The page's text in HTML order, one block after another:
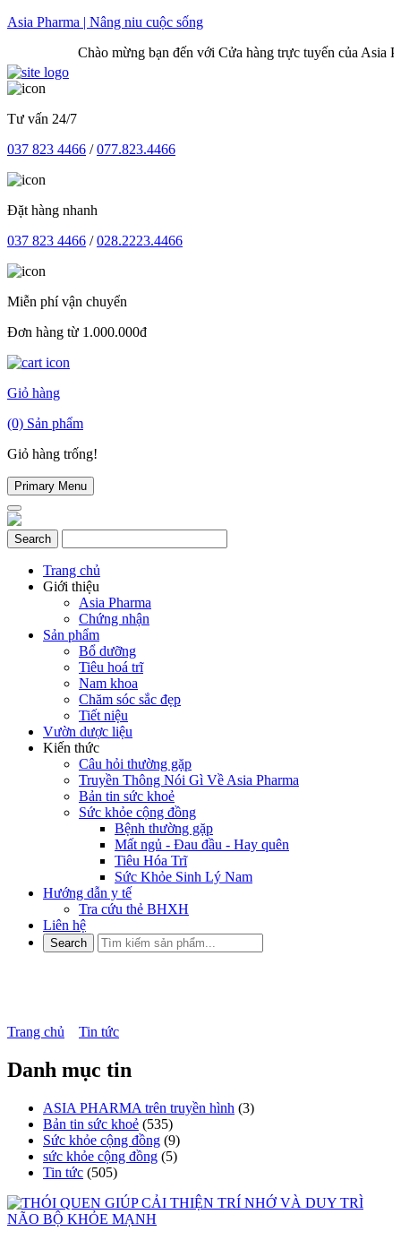
Skip
Asia Pharma | Nâng niu cuộc sống
Chào mừng bạn đến với Cửa hàng trực tuyến của Asia
Tư vấn 24/7
037 823 4466 /077.823.4466
Đặt hàng nhanh
037 823 4466 /028.2223.4466
Miễn phí vận chuyển
Đơn hàng từ 1.000.000đ
Giỏ hàng
(0) Sản phẩm
Giỏ hàng trống!
Primary Menu
Trang chủ
Giới thiệu
Asia Pharma
Chứng nhận
Sản phẩm
Bổ dưỡng
Tiêu hoá trĩ
Nam khoa
Chăm sóc sắc đẹp
Tiết niệu
Vườn dược liệu
Kiến thức
Câu hỏi thường gặp
Truyền Thông Nói Gì Về Asia Pharma
Bản tin sức khoẻ
Sức khỏe cộng đồng
Bệnh thường gặp
Mất ngủ - Đau đầu - Hay quên
Tiêu Hóa Trĩ
Sức Khỏe Sinh Lý Nam
Hướng dẫn y tế
Tra cứu thẻ BHXH
Liên hệ
Trang chủ Tin tức
Danh mục tin
ASIA PHARMA trên truyền hình (3)
Bản tin sức khoẻ (535)
Sức khỏe cộng đồng (9)
sức khỏe cộng đồng (5)
Tin tức (505)